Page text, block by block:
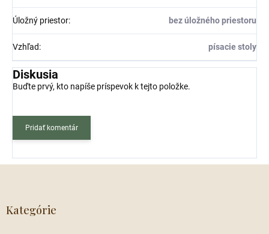
Úložný priestor: bez úložného priestoru
Vzhľad: písacie stoly
Diskusia
Buďte prvý, kto napíše príspevok k tejto položke.
Pridať komentár
Kategórie